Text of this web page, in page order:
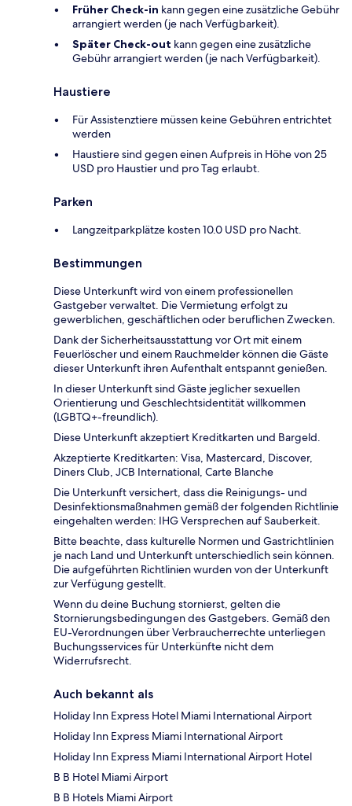
Früher Check-in kann gegen eine zusätzliche Gebühr
arrangiert werden (je nach Verfügbarkeit).
Später Check-out kann gegen eine zusätzliche
Gebühr arrangiert werden (je nach Verfügbarkeit).
Haustiere
Für Assistenztiere müssen keine Gebühren entrichtet
werden
Haustiere sind gegen einen Aufpreis in Höhe von 25
USD pro Haustier und pro Tag erlaubt.
Parken
Langzeitparkplätze kosten 10.0 USD pro Nacht.
Bestimmungen
Diese Unterkunft wird von einem professionellen
Gastgeber verwaltet. Die Vermietung erfolgt zu
gewerblichen, geschäftlichen oder beruflichen Zwecken.
Dank der Sicherheitsausstattung vor Ort mit einem
Feuerlöscher und einem Rauchmelder können die Gäste
dieser Unterkunft ihren Aufenthalt entspannt genießen.
In dieser Unterkunft sind Gäste jeglicher sexuellen
Orientierung und Geschlechtsidentität willkommen
(LGBTQ+-freundlich).
Diese Unterkunft akzeptiert Kreditkarten und Bargeld.
Akzeptierte Kreditkarten: Visa, Mastercard, Discover,
Diners Club, JCB International, Carte Blanche
Die Unterkunft versichert, dass die Reinigungs- und
Desinfektionsmaßnahmen gemäß der folgenden Richtlinie
eingehalten werden: IHG Versprechen auf Sauberkeit.
Bitte beachte, dass kulturelle Normen und Gastrichtlinien
je nach Land und Unterkunft unterschiedlich sein können.
Die aufgeführten Richtlinien wurden von der Unterkunft
zur Verfügung gestellt.
Wenn du deine Buchung stornierst, gelten die
Stornierungsbedingungen des Gastgebers. Gemäß den
EU-Verordnungen über Verbraucherrechte unterliegen
Buchungsservices für Unterkünfte nicht dem
Widerrufsrecht.
Auch bekannt als
Holiday Inn Express Hotel Miami International Airport
Holiday Inn Express Miami International Airport
Holiday Inn Express Miami International Airport Hotel
B B Hotel Miami Airport
B B Hotels Miami Airport